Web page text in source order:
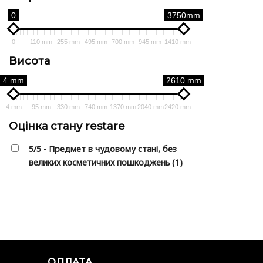
0 3750mm
0 110 mm 255 mm 495 mm 700 mm 945 mm 1410 mm
Висота
4 mm 2610 mm
4 mm 95 mm 330 mm 740 mm 1370 mm 2040 mm 2420 mm
Оцінка стану restare
5/5 - Предмет в чудовому стані, без
великих косметичних пошкоджень(1)